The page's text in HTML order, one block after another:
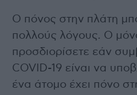
Ο πόνος στην πλάτη
πολλούς λόγους. Ο
προσδιορίσετε εάν
COVID-19 είναι να
ένα άτομο έχει πόνο